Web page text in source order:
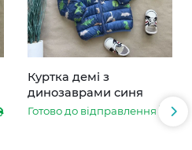
Куртка демі з
динозаврами синя
Готово до відправлення